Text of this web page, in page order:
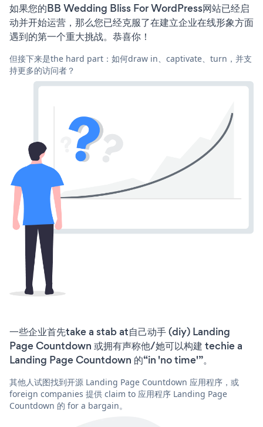
如果您的BB Wedding Bliss For WordPress网站已经启
动并开始运营，那么您已经克服了在建立企业在线形象方面
遇到的第一个重大挑战。恭喜你！
但接下来是the hard part：如何draw in、captivate、turn，并支
持更多的访问者？
一些企业首先take a stab at自己动手 (diy) Landing
Page Countdown 或拥有声称他/她可以构建 techie a
Landing Page Countdown 的“in 'no time'”。
其他人试图找到开源 Landing Page Countdown 应用程序，或
foreign companies 提供 claim to 应用程序 Landing Page
Countdown 的 for a bargain。